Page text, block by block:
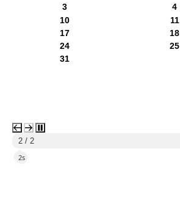
3
4
10
11
17
18
24
25
31
1 / 2
5s